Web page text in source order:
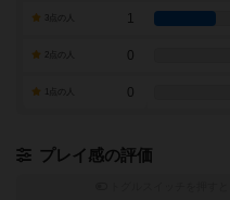
1
0
0
プレイ感の評価